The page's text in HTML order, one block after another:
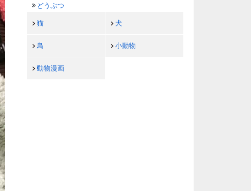
どうぶつ
猫 犬
鳥 小動物
動物漫画